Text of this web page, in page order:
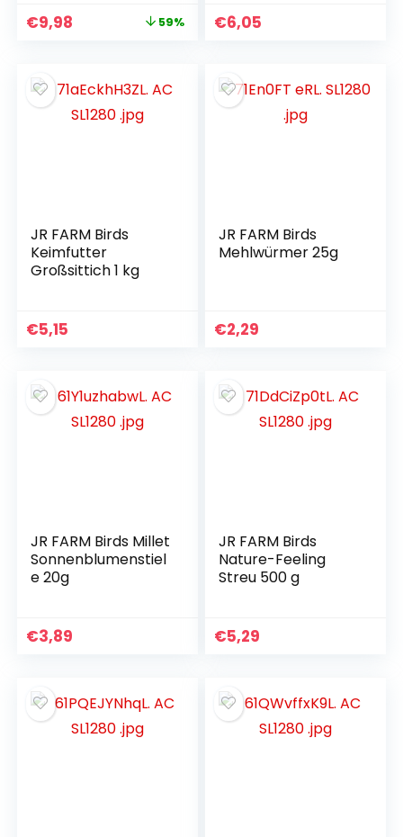
€9,98 59% €6,05
JR FARM Birds
Keimfutter
Großsittich 1 kg
€5,15
JR FARM Birds
Mehlwürmer 25g
€2,29
JR FARM Birds Millet
Sonnenblumenstiel
e 20g
€3,89
JR FARM Birds
Nature-Feeling
Streu 500 g
€5,29